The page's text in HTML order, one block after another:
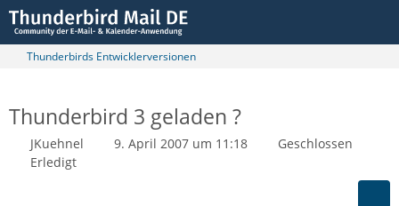
Thunderbirds Entwicklerversionen
Thunderbird 3 geladen ?
JKuehnel 9. April 2007 um 11:18
Geschlossen
Erledigt